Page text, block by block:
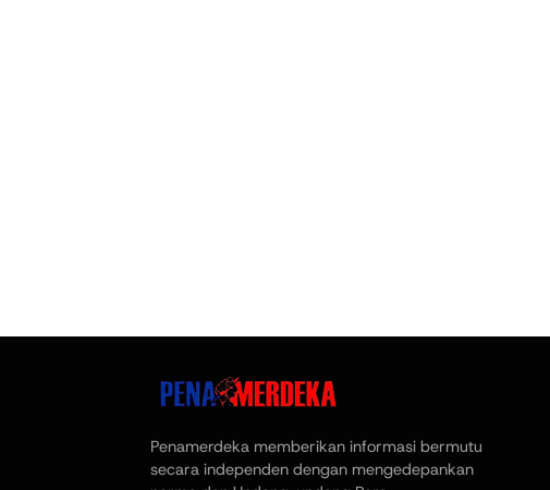
Penamerdeka memberikan informasi bermutu
secara independen dengan mengedepankan